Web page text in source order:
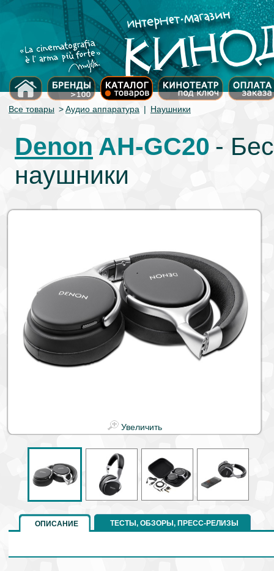
Все товары >Аудио аппаратура | Наушники
Denon AH-GC20 -
наушники
Увеличить
ОПИСАНИЕ ТЕСТЫ, ОБЗОРЫ, ПРЕСС-РЕЛИЗЫ